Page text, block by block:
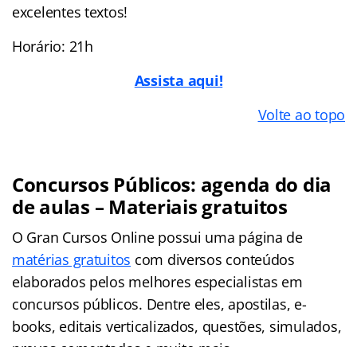
excelentes textos!
Horário: 21h
Assista aqui!
Volte ao topo
Concursos Públicos: agenda do dia
de aulas – Materiais gratuitos
O Gran Cursos Online possui uma página de
matérias gratuitos com diversos conteúdos
elaborados pelos melhores especialistas em
concursos públicos. Dentre eles, apostilas, e-
books, editais verticalizados, questões, simulados,